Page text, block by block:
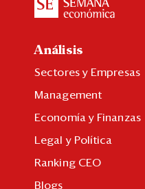
Análisis
Sectores y Empresas
Management
Economía y Finanzas
Legal y Política
Ranking CEO
Blogs